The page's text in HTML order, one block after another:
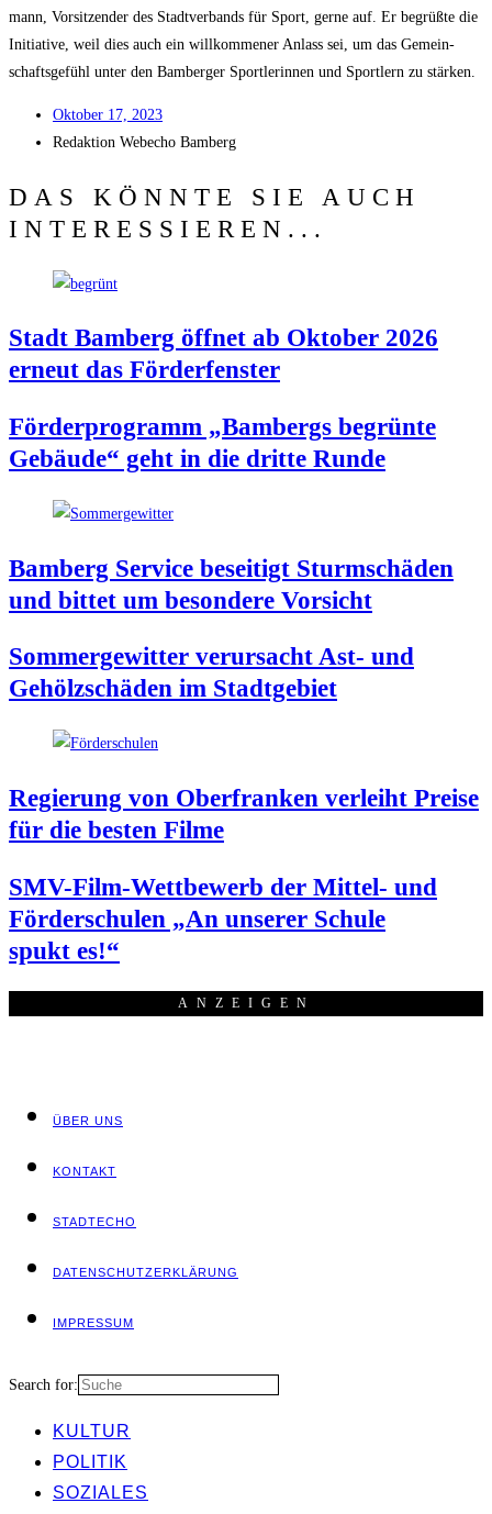
mann, Vor­sit­zen­der des Stadt­ver­bands für Sport, ger­ne auf. Er begrüß­te die
Initia­ti­ve, weil dies auch ein will­kom­me­ner Anlass sei, um das Gemein­
schafts­ge­fühl unter den Bam­ber­ger Sport­le­rin­nen und Sport­lern zu stärken.
Okto­ber 17, 2023
Redak­ti­on Web­echo Bamberg
DAS KÖNNTE SIE AUCH
INTERESSIEREN...
Stadt Bam­berg öff­net ab Okto­ber 2026
erneut das Förderfenster
För­der­pro­gramm „Bam­bergs begrün­te
Gebäu­de“ geht in die drit­te Runde
Bam­berg Ser­vice besei­tigt Sturm­schä­den
und bit­tet um beson­de­re Vorsicht
Som­mer­ge­wit­ter ver­ur­sacht Ast- und
Gehölz­schä­den im Stadtgebiet
Regie­rung von Ober­fran­ken ver­leiht Prei­se
für die bes­ten Filme
SMV-Film-Wett­be­werb der Mit­tel- und
För­der­schu­len „An unse­rer Schu­le
spukt es!“
ANZEI­GEN
ÜBER UNS
KON­TAKT
STADT­ECHO
DATEN­SCHUTZ­ER­KLÄ­RUNG
IMPRES­SUM
Search for:
KUL­TUR
POLI­TIK
SOZIA­LES